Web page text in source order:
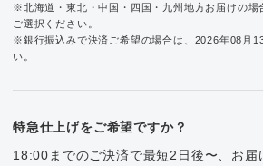
※北海道・東北・中国・四国・九州地方お届けの場
ご選択ください。
※銀行振込みで決済ご希望の場合は、2026年08月
い。
特急仕上げをご希望ですか？
18:00までのご決済で最短2日後〜、お届